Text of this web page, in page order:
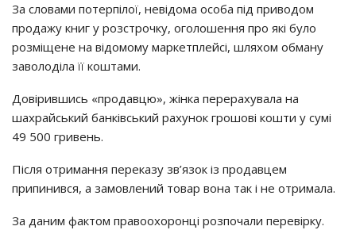
За словами потерпілої, невідома особа під приводом
продажу книг у розстрочку, оголошення про які було
розміщене на відомому маркетплейсі, шляхом обману
заволоділа її коштами.
Довірившись «продавцю», жінка перерахувала на
шахрайський банківський рахунок грошові кошти у сумі
49 500 гривень.
Після отримання переказу зв’язок із продавцем
припинився, а замовлений товар вона так і не отримала.
За даним фактом правоохоронці розпочали перевірку.